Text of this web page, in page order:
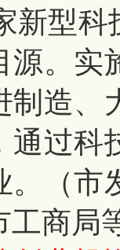
新型科
源。实
制造、
通过科
。（市
工商局